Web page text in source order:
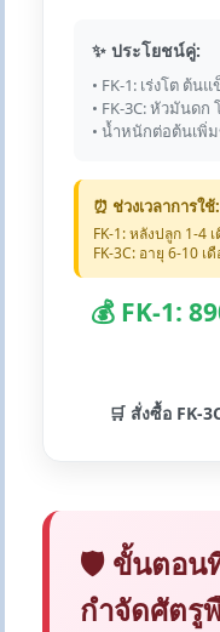
✨ ประโยชน์คู่:
• FK-1: เร่งโต ต้น
• FK-3C: หัวมันดก
• น้ำหนักต่อต้นเพิ่
⏰ ช่วงเวลาการใช้:
FK-1: หลังปลูก 1-4
FK-3C: อายุ 6-10
💰 FK-1:
🛒 สั่งซื้อ FK-
🛡️ ขั้นตอน
กำจัดศัตรู